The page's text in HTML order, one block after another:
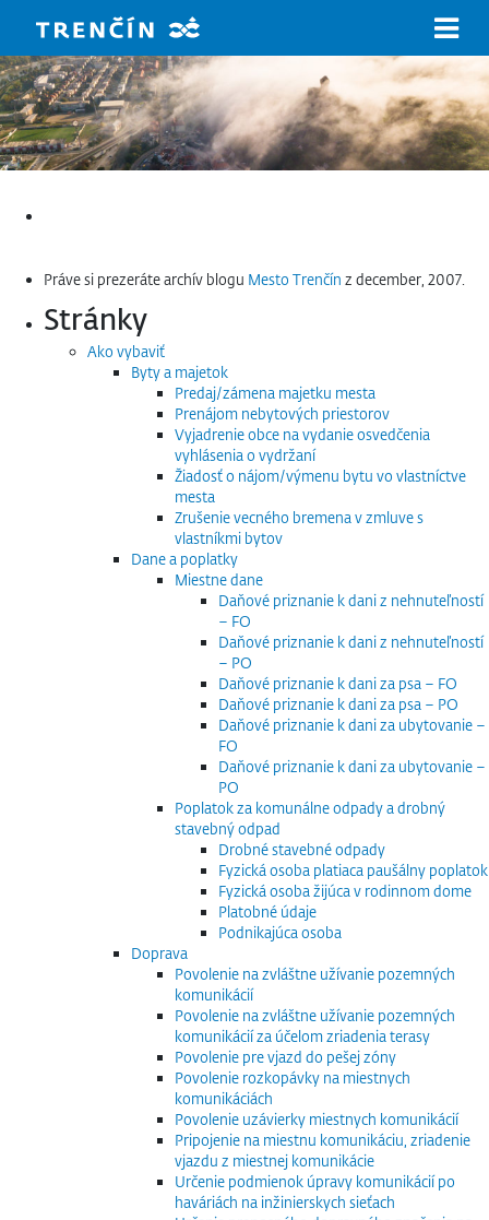
Práve si prezeráte archív blogu Mesto Trenčín z december, 2007.
Stránky
Ako vybaviť
Byty a majetok
Predaj/zámena majetku mesta
Prenájom nebytových priestorov
Vyjadrenie obce na vydanie osvedčenia
vyhlásenia o vydržaní
Žiadosť o nájom/výmenu bytu vo vlastníctve
mesta
Zrušenie vecného bremena v zmluve s
vlastníkmi bytov
Dane a poplatky
Miestne dane
Daňové priznanie k dani z nehnuteľností
– FO
Daňové priznanie k dani z nehnuteľností
– PO
Daňové priznanie k dani za psa – FO
Daňové priznanie k dani za psa – PO
Daňové priznanie k dani za ubytovanie –
FO
Daňové priznanie k dani za ubytovanie –
PO
Poplatok za komunálne odpady a drobný
stavebný odpad
Drobné stavebné odpady
Fyzická osoba platiaca paušálny poplatok
Fyzická osoba žijúca v rodinnom dome
Platobné údaje
Podnikajúca osoba
Doprava
Povolenie na zvláštne užívanie pozemných
komunikácií
Povolenie na zvláštne užívanie pozemných
komunikácií za účelom zriadenia terasy
Povolenie pre vjazd do pešej zóny
Povolenie rozkopávky na miestnych
komunikáciách
Povolenie uzávierky miestnych komunikácií
Pripojenie na miestnu komunikáciu, zriadenie
vjazdu z miestnej komunikácie
Určenie podmienok úpravy komunikácií po
haváriách na inžinierskych sieťach